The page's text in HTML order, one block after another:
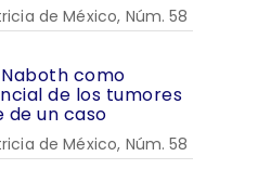
de México, Núm. 58
como
de los tumores
de un caso
de México, Núm. 58